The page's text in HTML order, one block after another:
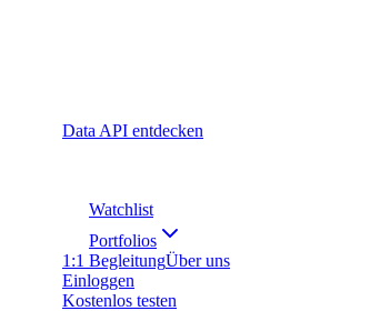
Data API entdecken
Watchlist
Portfolios
1:1 BegleitungÜber uns
Einloggen
Kostenlos testen